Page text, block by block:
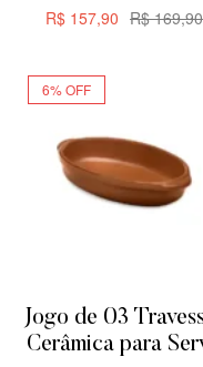
Margaridas 21,5cm
R$169,90
R$ 157,90
6% OFF
Jogo de 03
Cerâmica para